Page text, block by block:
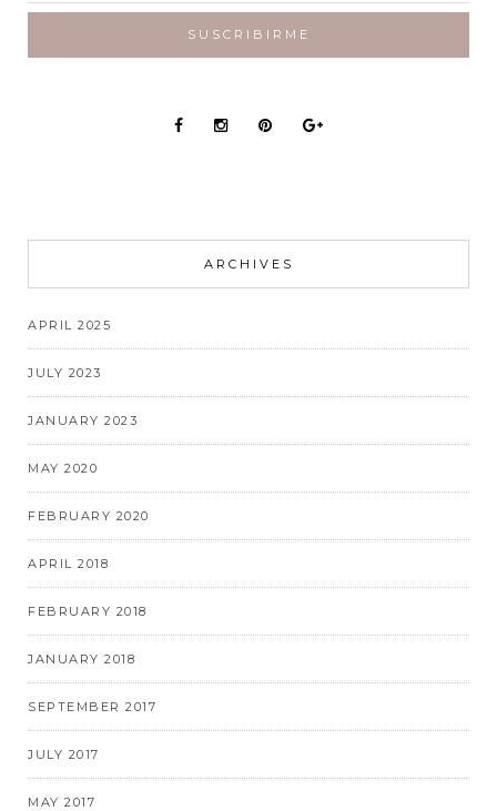
ARCHIVES
APRIL 2025
JULY 2023
JANUARY 2023
MAY 2020
FEBRUARY 2020
APRIL 2018
FEBRUARY 2018
JANUARY 2018
SEPTEMBER 2017
JULY 2017
MAY 2017